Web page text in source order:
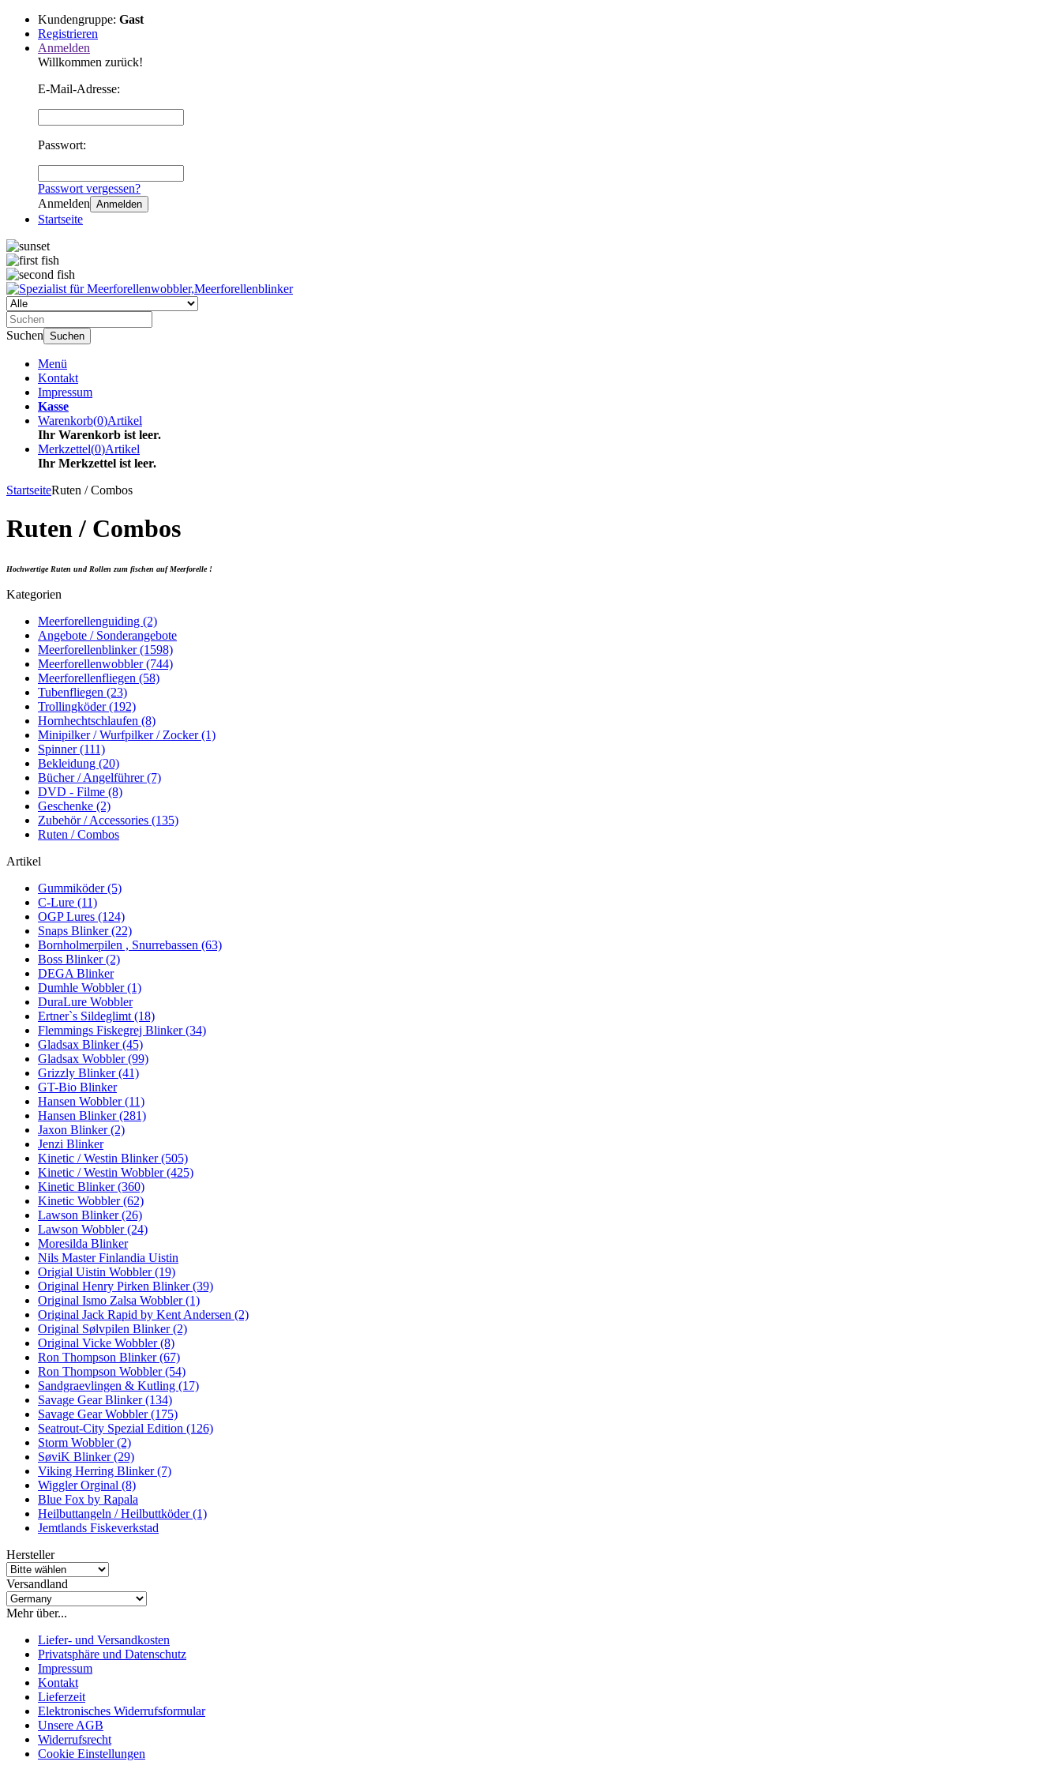
Kundengruppe: Gast
Registrieren
Anmelden
Willkommen zurück!
E-Mail-Adresse:
Passwort:
Passwort vergessen?
Anmelden Anmelden
Startseite
Suchen Suchen
Menü
Kontakt
Impressum
Kasse
Warenkorb(0)Artikel
Ihr Warenkorb ist leer.
Merkzettel(0)Artikel
Ihr Merkzettel ist leer.
StartseiteRuten / Combos
Ruten / Combos
Hochwertige Ruten und Rollen zum fischen auf Meerforelle !
Kategorien
Meerforellenguiding (2)
Angebote / Sonderangebote
Meerforellenblinker (1598)
Meerforellenwobbler (744)
Meerforellenfliegen (58)
Tubenfliegen (23)
Trollingköder (192)
Hornhechtschlaufen (8)
Minipilker / Wurfpilker / Zocker (1)
Spinner (111)
Bekleidung (20)
Bücher / Angelführer (7)
DVD - Filme (8)
Geschenke (2)
Zubehör / Accessories (135)
Ruten / Combos
Artikel
Gummiköder (5)
C-Lure (11)
OGP Lures (124)
Snaps Blinker (22)
Bornholmerpilen , Snurrebassen (63)
Boss Blinker (2)
DEGA Blinker
Dumhle Wobbler (1)
DuraLure Wobbler
Ertner`s Sildeglimt (18)
Flemmings Fiskegrej Blinker (34)
Gladsax Blinker (45)
Gladsax Wobbler (99)
Grizzly Blinker (41)
GT-Bio Blinker
Hansen Wobbler (11)
Hansen Blinker (281)
Jaxon Blinker (2)
Jenzi Blinker
Kinetic / Westin Blinker (505)
Kinetic / Westin Wobbler (425)
Kinetic Blinker (360)
Kinetic Wobbler (62)
Lawson Blinker (26)
Lawson Wobbler (24)
Moresilda Blinker
Nils Master Finlandia Uistin
Origial Uistin Wobbler (19)
Original Henry Pirken Blinker (39)
Original Ismo Zalsa Wobbler (1)
Original Jack Rapid by Kent Andersen (2)
Original Sølvpilen Blinker (2)
Original Vicke Wobbler (8)
Ron Thompson Blinker (67)
Ron Thompson Wobbler (54)
Sandgraevlingen & Kutling (17)
Savage Gear Blinker (134)
Savage Gear Wobbler (175)
Seatrout-City Spezial Edition (126)
Storm Wobbler (2)
SøviK Blinker (29)
Viking Herring Blinker (7)
Wiggler Orginal (8)
Blue Fox by Rapala
Heilbuttangeln / Heilbuttköder (1)
Jemtlands Fiskeverkstad
Hersteller
Versandland
Mehr über...
Liefer- und Versandkosten
Privatsphäre und Datenschutz
Impressum
Kontakt
Lieferzeit
Elektronisches Widerrufsformular
Unsere AGB
Widerrufsrecht
Cookie Einstellungen